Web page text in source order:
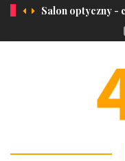
Salon optyczny -